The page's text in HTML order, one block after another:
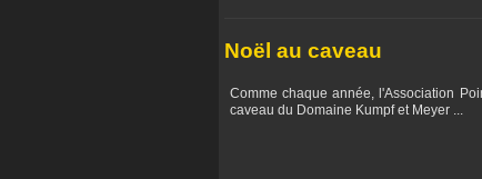
Noël au caveau
Comme chaque année, l'Association
caveau du Domaine Kumpf et Meyer ...